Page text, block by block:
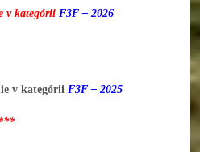
v kategórii F3F – 2026
v kategórii F3F – 2025